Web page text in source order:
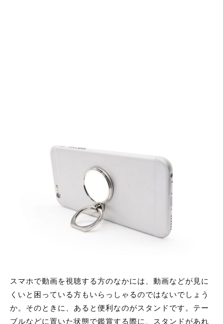
スマホで動画を視聴する方のなかには、動画などが見に
くいと困っている方もいらっしゃるのではないでしょう
か。そのときに、あると便利なのがスタンドです。テー
ブルなどに置いた状態で鑑賞する際に、スタンドがあれ